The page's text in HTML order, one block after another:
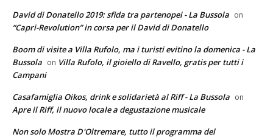
David di Donatello 2019: sfida tra partenopei - La Bussola on
“Capri-Revolution” in corsa per il David di Donatello
Boom di visite a Villa Rufolo, ma i turisti evitino la domenica - La
Bussola on Villa Rufolo, il gioiello di Ravello, gratis per tutti i
Campani
Casafamiglia Oikos, drink e solidarietà al Riff - La Bussola on
Apre il Riff, il nuovo locale a degustazione musicale
Non solo Mostra D'Oltremare, tutto il programma del